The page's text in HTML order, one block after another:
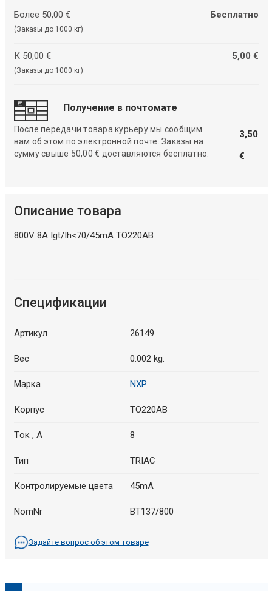
Более 50,00 €
(Заказы до 1000 кг)
Бесплатно
К 50,00 €
(Заказы до 1000 кг)
5,00 €
Получение в почтомате
После передачи товара курьеру мы сообщим
вам об этом по электронной почте. Заказы на
сумму свыше 50,00 € доставляются бесплатно.
3,50
€
Описание товара
800V 8A Igt/Ih<70/45mA TO220AB
Спецификации
Артикул 26149
Вес 0.002 kg.
Марка NXP
Корпус TO220AB
Tок , A 8
Тип TRIAC
Контролируемые цвета 45mA
NomNr BT137/800
Задайте вопрос об этом товаре